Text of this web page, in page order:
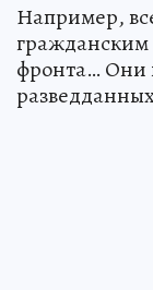
Например,
фронта… Они